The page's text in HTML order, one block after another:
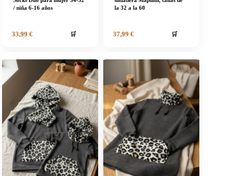
/ niña 6-16 años
33,99 € 🛒
la 32 a la 60
37,99 € 🛒